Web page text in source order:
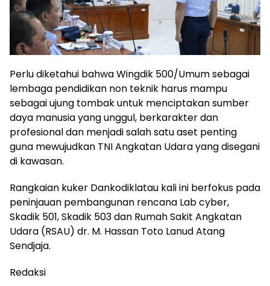
Perlu diketahui bahwa Wingdik 500/Umum sebagai
lembaga pendidikan non teknik harus mampu
sebagai ujung tombak untuk menciptakan sumber
daya manusia yang unggul, berkarakter dan
profesional dan menjadi salah satu aset penting
guna mewujudkan TNI Angkatan Udara yang disegani
di kawasan.
Rangkaian kuker Dankodiklatau kali ini berfokus pada
peninjauan pembangunan rencana Lab cyber,
Skadik 501, Skadik 503 dan Rumah Sakit Angkatan
Udara (RSAU) dr. M. Hassan Toto Lanud Atang
Sendjaja.
Redaksi